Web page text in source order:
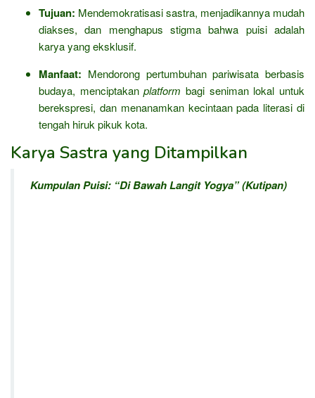
Tujuan: Mendemokratisasi sastra, menjadikannya mudah
diakses, dan menghapus stigma bahwa puisi adalah
karya yang eksklusif.
Manfaat: Mendorong pertumbuhan pariwisata berbasis
budaya, menciptakanplatform bagi seniman lokal untuk
berekspresi, dan menanamkan kecintaan pada literasi di
tengah hiruk pikuk kota.
Karya Sastra yang Ditampilkan
Kumpulan Puisi: “Di Bawah Langit Yogya” (Kutipan)